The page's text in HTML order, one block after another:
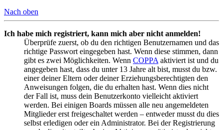
Nach oben
Ich habe mich registriert, kann mich aber nicht anmelden!
Überprüfe zuerst, ob du den richtigen Benutzernamen und das
richtige Passwort eingegeben hast. Wenn diese stimmen, dann
gibt es zwei Möglichkeiten. Wenn COPPA aktiviert ist und du
angegeben hast, dass du unter 13 Jahre alt bist, musst du bzw.
einer deiner Eltern oder deiner Erziehungsberechtigten den
Anweisungen folgen, die du erhalten hast. Wenn dies nicht
der Fall ist, muss dein Benutzerkonto vielleicht aktiviert
werden. Bei einigen Boards müssen alle neu angemeldeten
Mitglieder erst freigeschaltet werden – entweder musst du dies
selbst erledigen oder ein Administrator. Bei der Registrierung